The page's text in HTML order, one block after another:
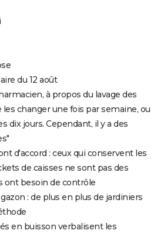
du 12 août
à propos du lavage des
les changer une fois par semaine, ou
dix jours. Cependant, il y a des
d'accord : ceux qui conservent les
de caisses ne sont pas des
ont besoin de contrôle
: de plus en plus de jardiniers
en buisson verbalisent les